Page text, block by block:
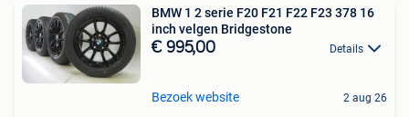
BMW 1 2 serie F20 F21 F22 F23 378 16
inch velgen Bridgestone
€ 995,00 Details
Bezoek website 2 aug 26